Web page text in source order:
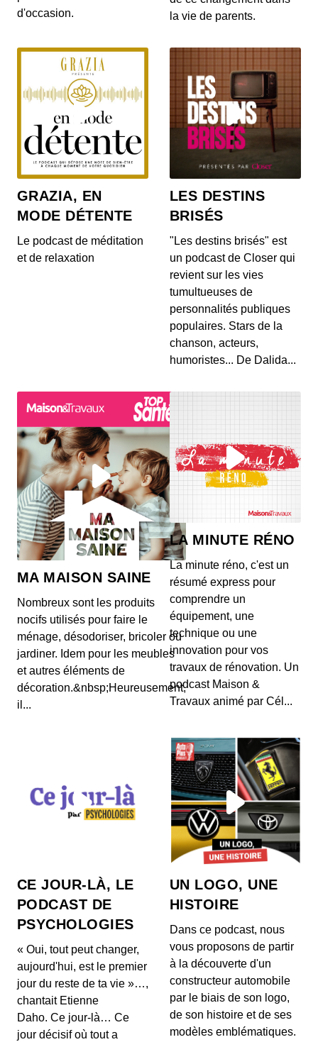
d'occasion.
la vie de parents.
GRAZIA, EN
MODE DÉTENTE
Le podcast de méditation
et de relaxation
LES DESTINS
BRISÉS
"Les destins brisés" est
un podcast de Closer qui
revient sur les vies
tumultueuses de
personnalités publiques
populaires. Stars de la
chanson, acteurs,
humoristes... De Dalida...
MA MAISON SAINE
Nombreux sont les produits
nocifs utilisés pour faire le
ménage, désodoriser, bricoler ou
jardiner. Idem pour les meubles
et autres éléments de
décoration.&nbsp;Heureusement,
il...
LA MINUTE RÉNO
La minute réno, c'est un
résumé express pour
comprendre un
équipement, une
technique ou une
innovation pour vos
travaux de rénovation. Un
podcast Maison &
Travaux animé par Cél...
CE JOUR-LÀ, LE
PODCAST DE
PSYCHOLOGIES
« Oui, tout peut changer,
aujourd'hui, est le premier
jour du reste de ta vie »…,
chantait Etienne
Daho. Ce jour-là… Ce
jour décisif où tout a
UN LOGO, UNE
HISTOIRE
Dans ce podcast, nous
vous proposons de partir
à la découverte d'un
constructeur automobile
par le biais de son logo,
de son histoire et de ses
modèles emblématiques.